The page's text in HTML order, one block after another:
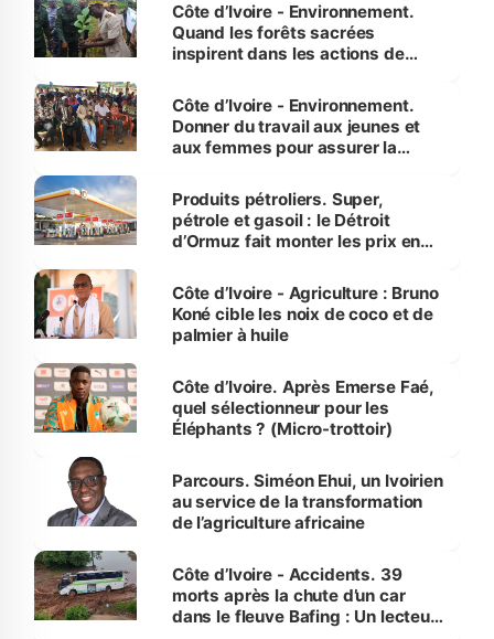
Côte d’Ivoire - Environnement.
Quand les forêts sacrées
inspirent dans les actions de
Côte d’Ivoire - Environnement.
Donner du travail aux jeunes et
aux femmes pour assurer la
menacées
Produits pétroliers. Super,
pétrole et gasoil : le Détroit
d’Ormuz fait monter les prix en
Côte d’Ivoire - Agriculture : Bruno
Koné cible les noix de coco et de
palmier à huile
Côte d’Ivoire. Après Emerse Faé,
quel sélectionneur pour les
Éléphants ? (Micro-trottoir)
Parcours. Siméon Ehui, un Ivoirien
au service de la transformation
de l’agriculture africaine
Côte d’Ivoire - Accidents. 39
morts après la chute d’un car
dans le fleuve Bafing : Un lecteur